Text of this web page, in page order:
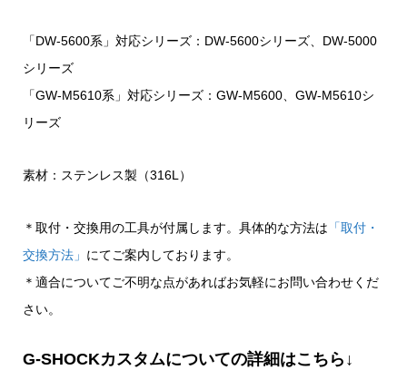
「DW-5600系」対応シリーズ：DW-5600シリーズ、DW-5000
シリーズ
「GW-M5610系」対応シリーズ：GW-M5600、GW-M5610シ
リーズ
素材：ステンレス製（316L）
＊取付・交換用の工具が付属します。具体的な方法は 「取付・
交換方法」 にてご案内しております。
＊適合についてご不明な点があればお気軽にお問い合わせくだ
さい。
G-SHOCKカスタムについての詳細はこちら↓